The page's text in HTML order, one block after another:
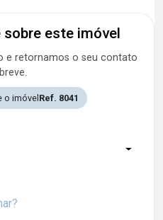
sobre este imóvel
e retornamos o seu contato
o imóvelRef. 8041